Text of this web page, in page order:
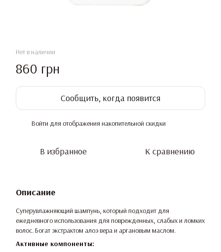
Нет в наличии
860 грн
Сообщить, когда появится
Войти для отображения накопительной скидки
В избранное К сравнению
Описание
Суперувлажняющий шампунь, который подходит для
ежедневного использования для поврежденных, слабых и ломких
волос. Богат экстрактом алоэ вера и аргановым маслом.
Активные компоненты: